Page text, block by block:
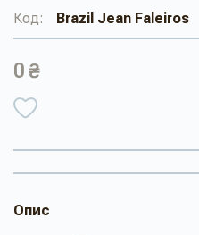
Код:
Brazil Jean Faleiros
0 ₴
Опис